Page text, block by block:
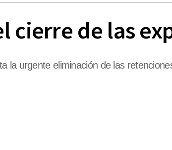
cierre de las
la urgente eliminación de las